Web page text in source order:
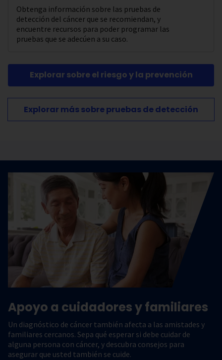
Obtenga información sobre las pruebas de
detección del cáncer que se recomiendan, y
encuentre recursos para poder programar las
pruebas que se adecúen a su caso.
Explorar sobre el riesgo y la prevención
Explorar más sobre pruebas de detección
Apoyo a cuidadores y familiares
Un diagnóstico de cáncer también afecta a las amistades y
familiares cercanos. Sepa qué esperar si debe cuidar de
alguna persona con cáncer, y descubra consejos para
asegurar que usted también se cuide.